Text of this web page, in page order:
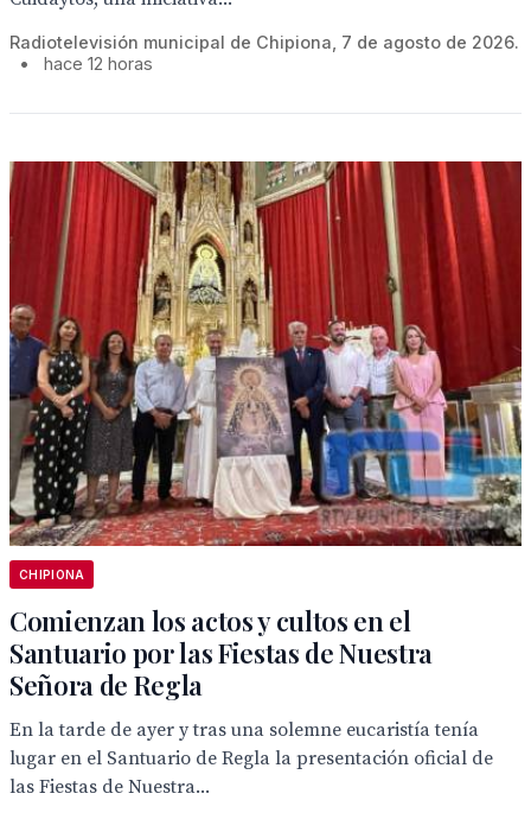
Radiotelevisión municipal de Chipiona, 7 de agosto de 2026.
•
hace 12 horas
CHIPIONA
Comienzan los actos y cultos en el
Santuario por las Fiestas de Nuestra
Señora de Regla
En la tarde de ayer y tras una solemne eucaristía tenía
lugar en el Santuario de Regla la presentación oficial de
las Fiestas de Nuestra...